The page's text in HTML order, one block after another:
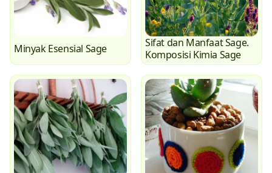
Minyak Esensial Sage
Sifat dan Manfaat Sage.
Komposisi Kimia Sage